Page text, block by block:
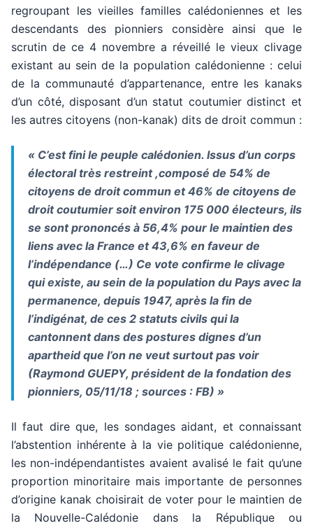
regroupant les vieilles familles calédoniennes et les
descendants des pionniers considère ainsi que le
scrutin de ce 4 novembre a réveillé le vieux clivage
existant au sein de la population calédonienne : celui
de la communauté d’appartenance, entre les kanaks
d’un côté, disposant d’un statut coutumier distinct et
les autres citoyens (non-kanak) dits de droit commun :
« C’est fini le peuple calédonien. Issus d’un corps
électoral très restreint ,composé de 54% de
citoyens de droit commun et 46% de citoyens de
droit coutumier soit environ 175 000 électeurs, ils
se sont prononcés à 56,4% pour le maintien des
liens avec la France et 43,6% en faveur de
l’indépendance (…) Ce vote confirme le clivage
qui existe, au sein de la population du Pays avec la
permanence, depuis 1947, après la fin de
l’indigénat, de ces 2 statuts civils qui la
cantonnent dans des postures dignes d’un
apartheid que l’on ne veut surtout pas voir
(Raymond GUEPY, président de la fondation des
pionniers, 05/11/18 ; sources : FB) »
Il faut dire que, les sondages aidant, et connaissant
l’abstention inhérente à la vie politique calédonienne,
les non-indépendantistes avaient avalisé le fait qu’une
proportion minoritaire mais importante de personnes
d’origine kanak choisirait de voter pour le maintien de
la Nouvelle-Calédonie dans la République ou